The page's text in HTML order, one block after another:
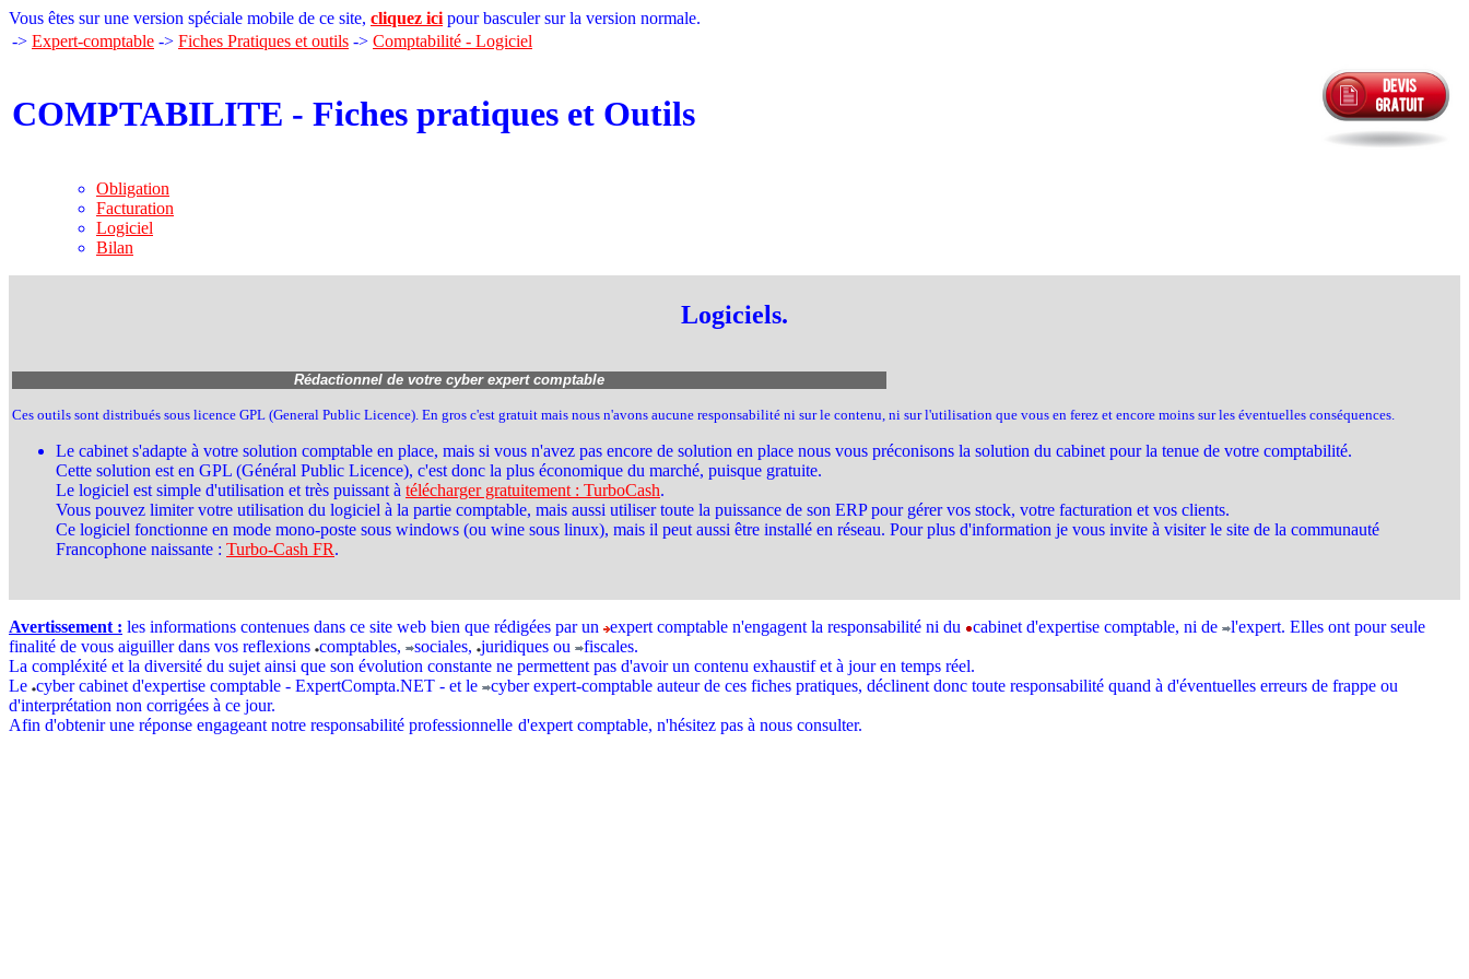
Vous êtes sur une version spéciale mobile de ce site, cliquez ici pour basculer sur la version normale.
-> Expert-comptable -> Fiches Pratiques et outils -> Comptabilité - Logiciel
COMPTABILITE - Fiches pratiques et Outils
Obligation
Facturation
Logiciel
Bilan
Logiciels.
Rédactionnel de votre cyber expert comptable
Ces outils sont distribués sous licence GPL (General Public Licence). En gros c'est gratuit mais nous n'avons aucune responsabilité ni sur le contenu, ni sur l'utilisation que vous en ferez et encore moins sur les éventuelles conséquences.
Le cabinet s'adapte à votre solution comptable en place, mais si vous n'avez pas encore de solution en place nous vous préconisons la solution du cabinet pour la tenue de votre comptabilité.
Cette solution est en GPL (Général Public Licence), c'est donc la plus économique du marché, puisque gratuite.
Le logiciel est simple d'utilisation et très puissant à télécharger gratuitement : TurboCash.
Vous pouvez limiter votre utilisation du logiciel à la partie comptable, mais aussi utiliser toute la puissance de son ERP pour gérer vos stock, votre facturation et vos clients.
Ce logiciel fonctionne en mode mono-poste sous windows (ou wine sous linux), mais il peut aussi être installé en réseau. Pour plus d'information je vous invite à visiter le site de la communauté
Francophone naissante : Turbo-Cash FR.
Avertissement : les informations contenues dans ce site web bien que rédigées par un expert comptable n'engagent la responsabilité ni du cabinet d'expertise comptable, ni de
l'expert. Elles ont pour seule
finalité de vous aiguiller dans vos reflexions comptables, sociales, juridiques ou
fiscales.
La compléxité et la diversité du sujet ainsi que son évolution constante ne permettent pas d'avoir un contenu exhaustif et à jour en temps réel.
Le cyber cabinet d'expertise comptable - ExpertCompta.NET - et le
cyber expert-comptable auteur de ces fiches pratiques, déclinent donc toute responsabilité quand à d'éventuelles erreurs de frappe ou
d'interprétation non corrigées à ce jour.
Afin d'obtenir une réponse engageant notre responsabilité professionnelle d'expert comptable, n'hésitez pas à nous consulter.